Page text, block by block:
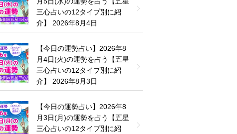
三心占いの12タイプ別に紹
介】
2026年8月4日
【今日の運勢占い】2026年8
月4日(火)の運勢を占う【五星
三心占いの12タイプ別に紹
介】
2026年8月3日
【今日の運勢占い】2026年8
月3日(月)の運勢を占う【五星
三心占いの12タイプ別に紹